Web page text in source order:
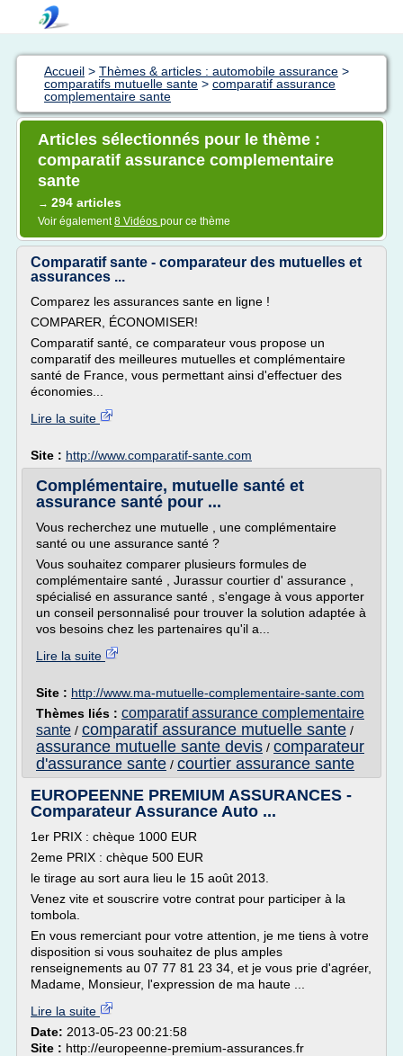
Accueil > Thèmes & articles : automobile assurance >
comparatifs mutuelle sante > comparatif assurance
complementaire sante
Articles sélectionnés pour le thème :
comparatif assurance complementaire
sante
→ 294 articles
Voir également8 Vidéos pour ce thème
Comparatif sante - comparateur des mutuelles et
assurances ...
Comparez les assurances sante en ligne !
COMPARER, ÉCONOMISER!
Comparatif santé, ce comparateur vous propose un
comparatif des meilleures mutuelles et complémentaire
santé de France, vous permettant ainsi d'effectuer des
économies...
Lire la suite
Site : http://www.comparatif-sante.com
Complémentaire, mutuelle santé et
assurance santé pour ...
Vous recherchez une mutuelle , une complémentaire
santé ou une assurance santé ?
Vous souhaitez comparer plusieurs formules de
complémentaire santé , Jurassur courtier d' assurance ,
spécialisé en assurance santé , s'engage à vous apporter
un conseil personnalisé pour trouver la solution adaptée à
vos besoins chez les partenaires qu'il a...
Lire la suite
Site : http://www.ma-mutuelle-complementaire-sante.com
Thèmes liés : comparatif assurance complementaire
sante / comparatif assurance mutuelle sante /
assurance mutuelle sante devis / comparateur
d'assurance sante / courtier assurance sante
EUROPEENNE PREMIUM ASSURANCES -
Comparateur Assurance Auto ...
1er PRIX : chèque 1000 EUR
2eme PRIX : chèque 500 EUR
le tirage au sort aura lieu le 15 août 2013.
Venez vite et souscrire votre contrat pour participer à la
tombola.
En vous remerciant pour votre attention, je me tiens à votre
disposition si vous souhaitez de plus amples
renseignements au 07 77 81 23 34, et je vous prie d'agréer,
Madame, Monsieur, l'expression de ma haute ...
Lire la suite
Date: 2013-05-23 00:21:58
Site : http://europeenne-premium-assurances.fr